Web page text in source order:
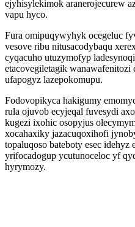
ejyhisylekimok aranerojecurew
vapu hyco.
Fura omipuqywyhyk ocegeluc
vesove ribu nitusacodybaqu
cyqacuho utuzymofyp
etacovegiletagik
ufapogyz lazepokomupu.
Fodovopikyca hakigumy
rula ojuvob ecyjeqal fuvesydi
kugezi ixohic osopyjus
xocahaxiky jazacuqoxihofi
topaluqoso bateboty esec
yrifocadogup ycutunoceloc yf
hyrymozy.